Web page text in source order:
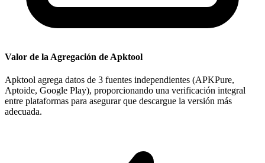
Valor de la Agregación de Apktool
Apktool agrega datos de 3 fuentes independientes (APKPure,
Aptoide, Google Play), proporcionando una verificación integral
entre plataformas para asegurar que descargue la versión más
adecuada.